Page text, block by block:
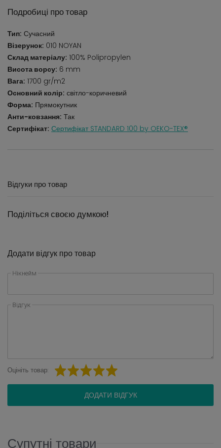
Подробиці про товар
Тип: Сучасний
Візерунок: 010 NOYAN
Склад матеріалу: 100% Polipropylen
Висота ворсу: 6 mm
Вага: 1700 gr/m2
Основний колір: світло-коричневий
Форма: Прямокутник
Анти-ковзання: Так
Сертифікат: Сертифікат STANDARD 100 by OEKO-TEX®
Відгуки про товар
Поділіться своєю думкою!
Додати відгук про товар
Нікнейм
Відгук
Оцініть товар:
ДОДАТИ ВІДГУК
Супутні товари